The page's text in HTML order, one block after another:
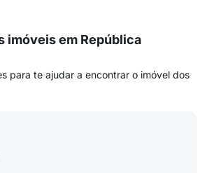
imóveis em República
para te ajudar a encontrar o imóvel dos